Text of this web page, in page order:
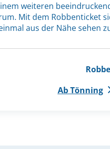
weiteren
Mit dem Robbenticket
aus der Nähe sehen
Ab Tönning